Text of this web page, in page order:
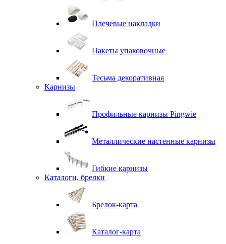
Плечевые накладки
Пакеты упаковочные
Тесьма декоративная
Карнизы
Профильные карнизы Pingwie
Металлические настенные карнизы
Гибкие карнизы
Каталоги, брелки
Брелок-карта
Каталог-карта